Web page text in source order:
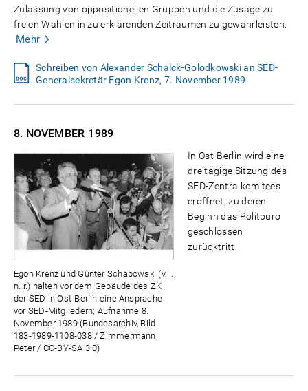
Zulassung von oppositionellen Gruppen und die Zusage zu
freien Wahlen in zu erklärenden Zeiträumen zu gewährleisten.
Mehr
Schreiben von Alexander Schalck-Golodkowski an SED-
Generalsekretär Egon Krenz, 7. November 1989
8. NOVEMBER 1989
Egon Krenz und Günter Schabowski (v. l.
n. r.) halten vor dem Gebäude des ZK
der SED in Ost-Berlin eine Ansprache
vor SED-Mitgliedern; Aufnahme 8.
November 1989 (Bundesarchiv, Bild
183-1989-1108-038 / Zimmermann,
Peter / CC-BY-SA 3.0)
In Ost-Berlin wird eine
dreitägige Sitzung des
SED-Zentralkomitees
eröffnet, zu deren
Beginn das Politbüro
geschlossen
zurücktritt.